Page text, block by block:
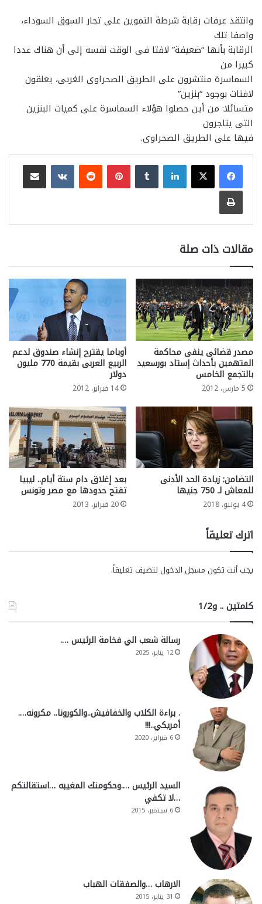
وانتقد عرفات رقابة شرطة التموين على تجار السوق السوداء،
واصفا تلك
الرقابة بأنها “ضعيفة” لافتا فى الوقت نفسه إلى أن هناك عددا
كبيرا من
السماسرة منتشرون على الطريق الصحراوى الغربى، يعلقون
لافتات بوجود “بنزين”
متسائلا: من أين حصلوا هؤلاء السماسرة على كميات البنزين
التى يتاجرون
فيها على الطريق الصحراوى.
لينكدإن بينتيريست
مشاركة عبر البريد
طباعة
مقالات ذات صلة
مصدر قضائى ينفى محاكمة
المتهمين بأحداث إستاد بورسعيد
بالتجمع الخامس
5 مارس، 2012
أوباما يقترح إنشاء صندوق لدعم
الربيع العربى بقيمة 770 مليون
دولار
14 فبراير، 2012
التضامن: زيادة الحد الأدنى
للمعاش لـ 750 جنيها
4 يونيو، 2018
بعد إغلاق دام ستة أيام.. ليبيا
تفتح حدودها مع مصر وتونس
20 فبراير، 2013
اترك تعليقاً
يجب أنت تكون مسجل الدخول لتضيف تعليقاً.
كلمتين .. و1/2
رسالة شعب الي فخامة الرئيس ….
12 يناير، 2025
. براءة الكلاب والخفافيش..والكورونا.. مكرونه….
أمريكي..!!!
6 فبراير، 2020
السيد الرئيس ….وحكومتك المغيبه …استقالتكم
…لا تكفي
6 سبتمبر، 2015
الارهاب …والصفقات الهباب
31 يناير، 2015